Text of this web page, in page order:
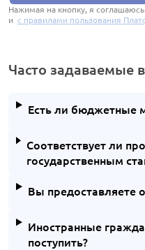
Нажимая на кнопку, я
и с правилами пользования
Часто задаваемые
Есть ли бюджетные
Соответствует ли
государственным
Вы предоставляете
Иностранные
поступить?